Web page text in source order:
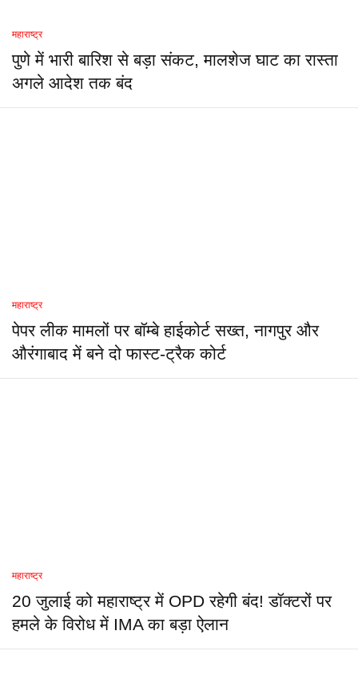
महाराष्ट्र
पुणे में भारी बारिश से बड़ा संकट, मालशेज घाट का रास्ता
अगले आदेश तक बंद
महाराष्ट्र
पेपर लीक मामलों पर बॉम्बे हाईकोर्ट सख्त, नागपुर और
औरंगाबाद में बने दो फास्ट-ट्रैक कोर्ट
महाराष्ट्र
20 जुलाई को महाराष्ट्र में OPD रहेगी बंद! डॉक्टरों पर
हमले के विरोध में IMA का बड़ा ऐलान